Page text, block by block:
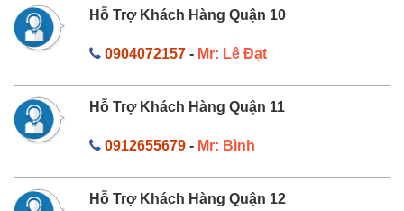
Hỗ Trợ Khách Hàng Quận 10
0904072157- Mr: Lê Đạt
Hỗ Trợ Khách Hàng Quận 11
0912655679- Mr: Bình
Hỗ Trợ Khách Hàng Quận 12